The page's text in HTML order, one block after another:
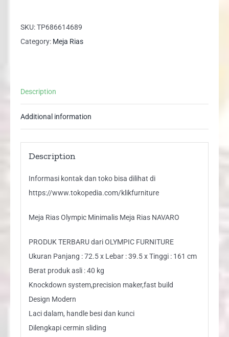
Minimalis
Meja
SKU:TP686614689
Category: Meja Rias
Description
Additional information
Description
Informasi kontak dan toko bisa dilihat di
https://www.tokopedia.com/klikfurniture
Meja Rias Olympic Minimalis Meja Rias NAVARO
PRODUK TERBARU dari OLYMPIC FURNITURE
Ukuran Panjang : 72.5 x Lebar : 39.5 x Tinggi : 161 cm
Berat produk asli : 40 kg
Knockdown system,precision maker,fast build
Design Modern
Laci dalam, handle besi dan kunci
Dilengkapi cermin sliding